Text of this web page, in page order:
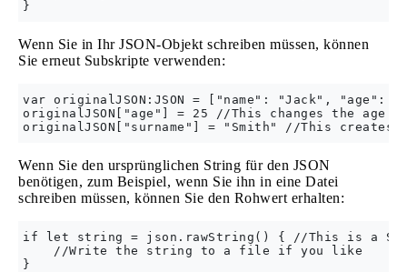
Wenn Sie in Ihr JSON-Objekt schreiben müssen, können
Sie erneut Subskripte verwenden:
var originalJSON:JSON = ["name": "Jack", "age":
originalJSON["age"] = 25 //This changes the age
Wenn Sie den ursprünglichen String für den JSON
benötigen, zum Beispiel, wenn Sie ihn in eine Datei
schreiben müssen, können Sie den Rohwert erhalten:
if let string = json.rawString() { //This is a
    //Write the string to a file if you like
}